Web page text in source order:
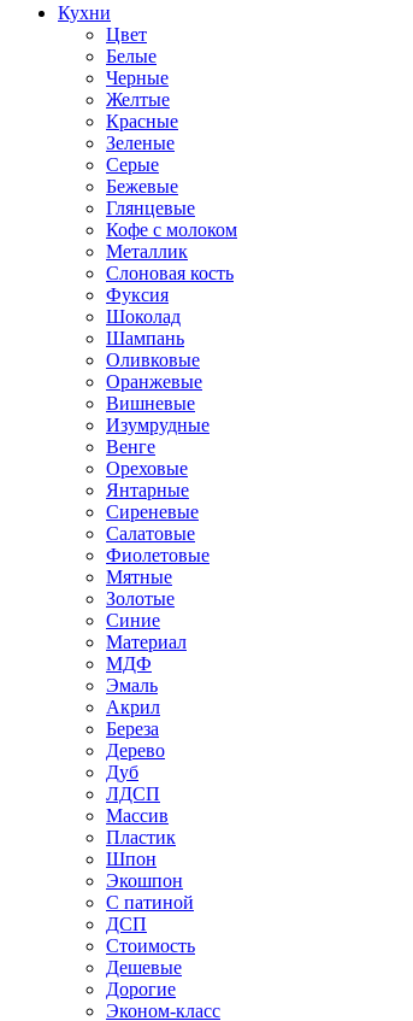
Кухни
Цвет
Белые
Черные
Желтые
Красные
Зеленые
Серые
Бежевые
Глянцевые
Кофе с молоком
Металлик
Слоновая кость
Фуксия
Шоколад
Шампань
Оливковые
Оранжевые
Вишневые
Изумрудные
Венге
Ореховые
Янтарные
Сиреневые
Салатовые
Фиолетовые
Мятные
Золотые
Синие
Материал
МДФ
Эмаль
Акрил
Береза
Дерево
Дуб
ЛДСП
Массив
Пластик
Шпон
Экошпон
С патиной
ДСП
Стоимость
Дешевые
Дорогие
Эконом-класс